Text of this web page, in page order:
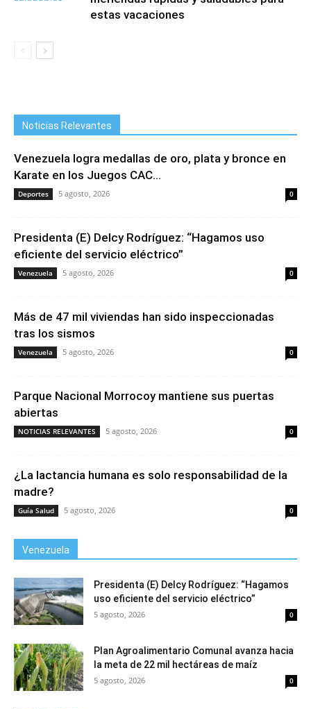
estas vacaciones
Noticias Relevantes
Venezuela logra medallas de oro, plata y bronce en
Karate en los Juegos CAC...
Deportes 5 agosto, 2026 0
Presidenta (E) Delcy Rodríguez: “Hagamos uso
eficiente del servicio eléctrico”
Venezuela 5 agosto, 2026 0
Más de 47 mil viviendas han sido inspeccionadas
tras los sismos
Venezuela 5 agosto, 2026 0
Parque Nacional Morrocoy mantiene sus puertas
abiertas
NOTICIAS RELEVANTES 5 agosto, 2026 0
¿La lactancia humana es solo responsabilidad de la
madre?
Guía Salud 5 agosto, 2026 0
Venezuela
Presidenta (E) Delcy Rodríguez: “Hagamos
uso eficiente del servicio eléctrico”
5 agosto, 2026 0
Plan Agroalimentario Comunal avanza hacia
la meta de 22 mil hectáreas de maíz
5 agosto, 2026 0